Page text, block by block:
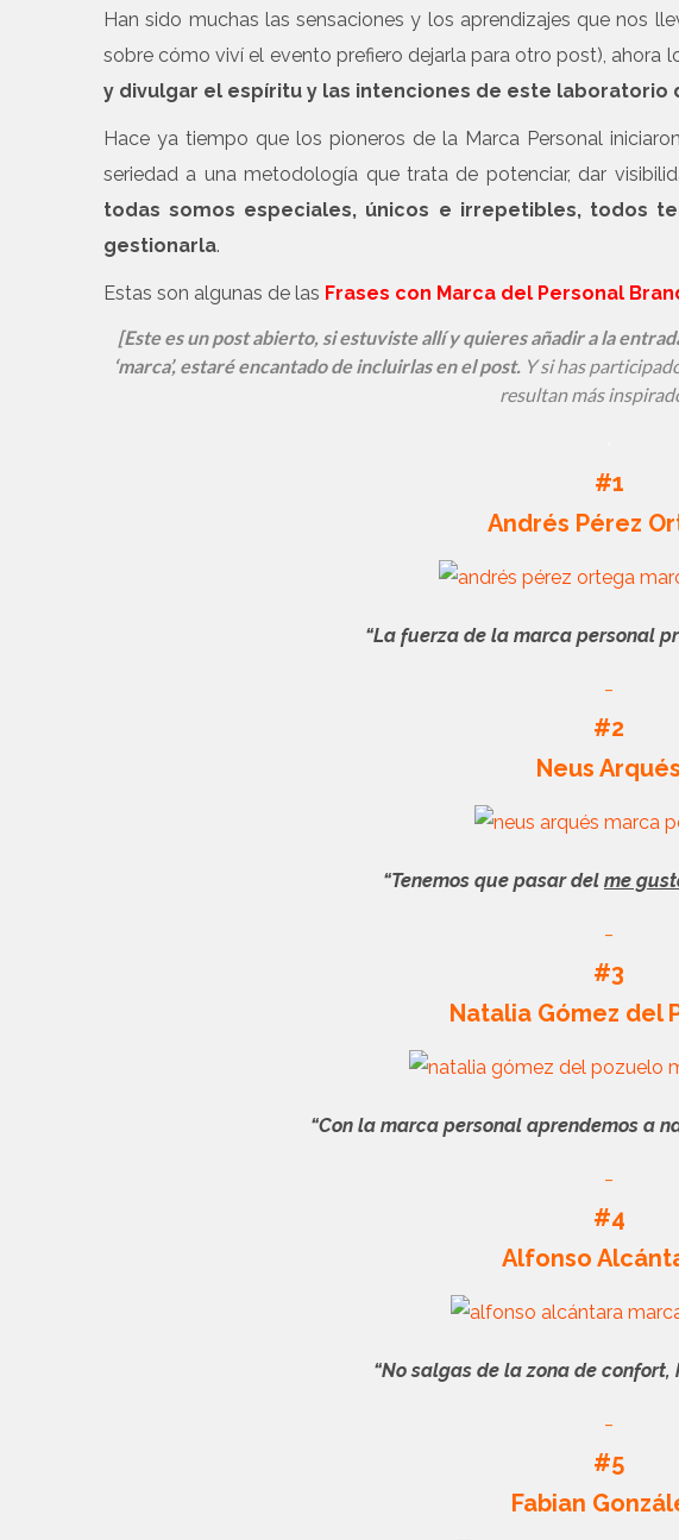
Han sido muchas las sensaciones y los aprendizajes que nos
sobre cómo viví el evento prefiero dejarla para otro post), ahora
y divulgar el espíritu y las intenciones de este laboratorio
Hace ya tiempo que los pioneros de la Marca Personal
seriedad a una metodología que trata de potenciar, dar
todas somos especiales, únicos e irrepetibles, todos
gestionarla.
Estas son algunas de las Frases con Marca del Personal
[Este es un post abierto, si estuviste allí y quieres añadir a la
‘marca’, estaré encantado de incluirlas en el post. Y si has
resultan más
#1
Andrés Pérez
“La fuerza de la marca personal
#2
Neus Arqués
“Tenemos que pasar del me
#3
Natalia Gómez del
“Con la marca personal aprendemos a
#4
Alfonso
“No salgas de la zona de confort,
#5
Fabian